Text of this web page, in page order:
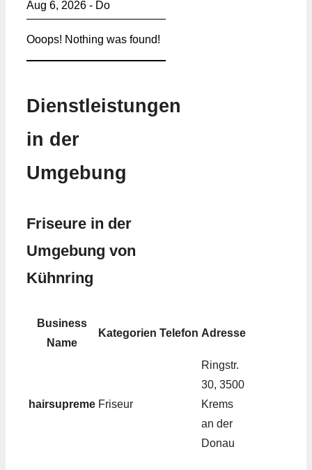
Aug 6, 2026 - Do
Ooops! Nothing was found!
Dienstleistungen
in der
Umgebung
Friseure in der
Umgebung von
Kühnring
Business
Name
Kategorien Telefon Adresse
hairsupreme Friseur
Ringstr.
30, 3500
Krems
an der
Donau